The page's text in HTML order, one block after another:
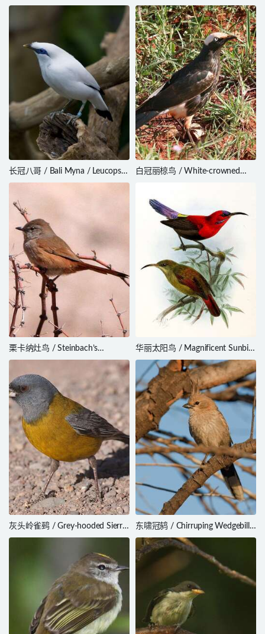
Margarornis squamiger
Tailorbird / Orthotomus
castaneiceps
长冠八哥 / Bali Myna / Leucopsar
rothschildi
白冠丽椋鸟 / White-crowned
栗卡纳灶鸟 / Steinbach’s
Canastero / Pseudasthenes
华丽太阳鸟 / Magnificent Sunbird
/ Aethopyga magnifica
灰头岭雀鹀 / Grey-hooded Sierra
Finch / Phrygilus gayi
东啸冠鸫 / Chirruping Wedgebill /
Psophodes cristatus